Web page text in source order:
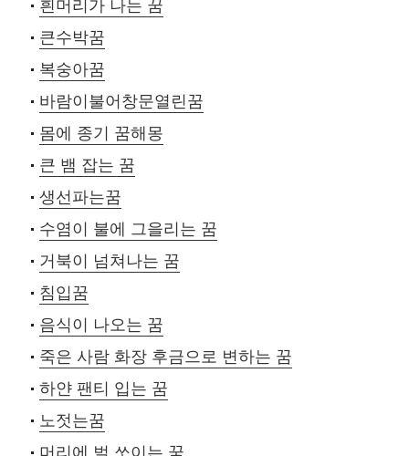
흰머리가 나는 꿈
큰수박꿈
복숭아꿈
바람이불어창문열린꿈
몸에 종기 꿈해몽
큰 뱀 잡는 꿈
생선파는꿈
수염이 불에 그을리는 꿈
거북이 넘쳐나는 꿈
침입꿈
음식이 나오는 꿈
죽은 사람 화장 후금으로 변하는 꿈
하얀 팬티 입는 꿈
노젓는꿈